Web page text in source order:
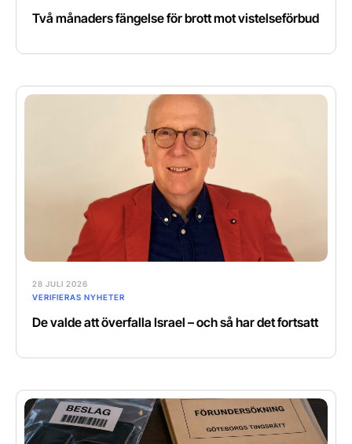
Två månaders fängelse för brott mot vistelseförbud
28 JULI 2026
VERIFIERAS NYHETER
De valde att överfalla Israel – och så har det fortsatt